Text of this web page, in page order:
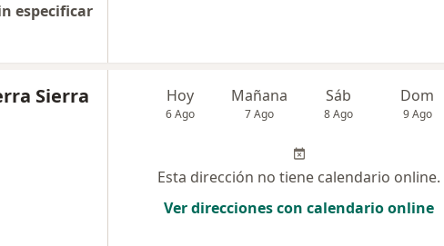
especificar
Sierra Hoy
6 Ago
Mañana
7 Ago
Sáb
8 Ago
Dom
9 Ago
Esta dirección no tiene calendario online.
Ver direcciones con calendario online